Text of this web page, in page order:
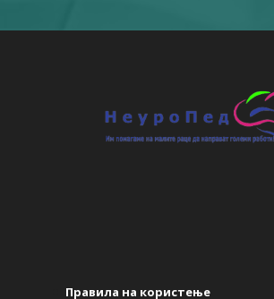
Правила на користење